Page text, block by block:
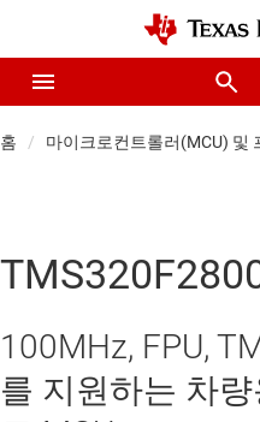
홈 마이크로컨트롤러(MCU) 및
100MHz, FPU,
를 지원하는 차